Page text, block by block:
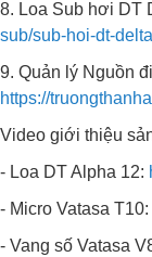
8. Loa Sub hơi DT
sub/sub-hoi-dt-
9. Quản lý Nguồn
https://
Video giới thiệu
- Loa DT Alpha 12:
- Micro Vatasa T10:
- Vang số Vatasa